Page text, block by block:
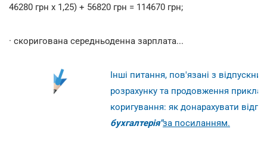
46280 грн х 1,25) + 56820 грн = 114670 грн;
· скоригована середньоденна зарплата...
Інші питання, пов'язані з
розрахунку та продовження
коригування: як донарахувати
бухгалтерія"за посиланням.